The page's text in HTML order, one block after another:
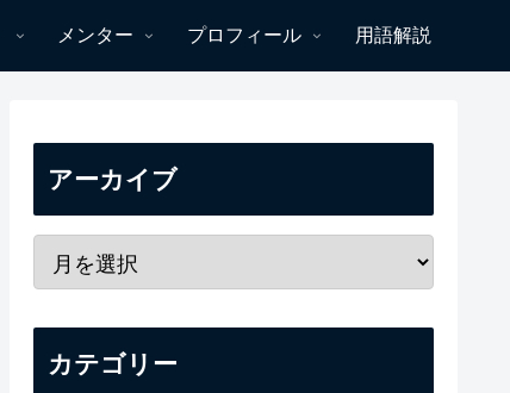
メンター プロフィール 用語解説
アーカイブ
カテゴリー